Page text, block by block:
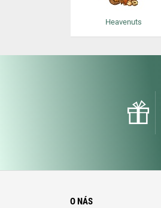
Heavenuts
O NÁS